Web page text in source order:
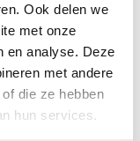
Ook delen we
met onze
en analyse. Deze
met andere
die ze hebben
hun services.
- In